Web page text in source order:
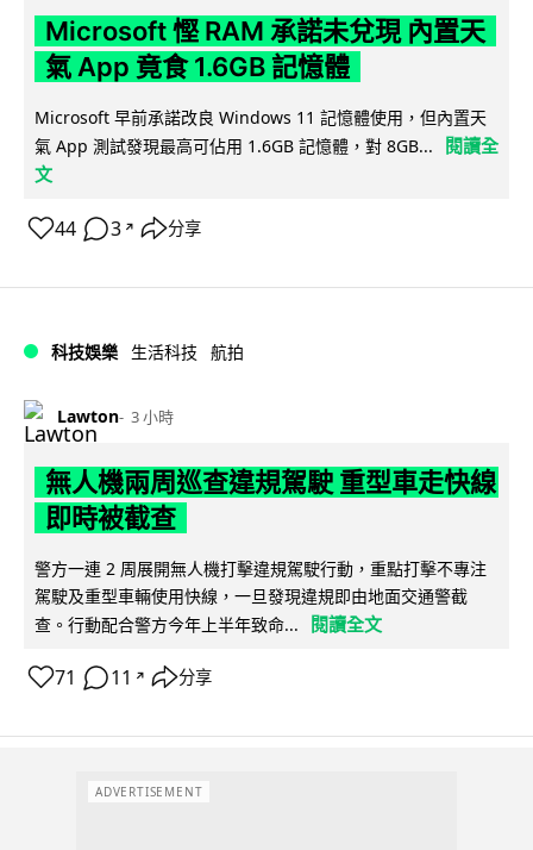
Microsoft 慳 RAM 承諾未兌現 內置天
氣 App 竟食 1.6GB 記憶體
Microsoft 早前承諾改良 Windows 11 記憶體使用，但內置天
氣 App 測試發現最高可佔用 1.6GB 記憶體，對 8GB...
閱讀全
文
44 3 ↗ 分享
科技娛樂 生活科技 航拍
Lawton 3 小時
無人機兩周巡查違規駕駛 重型車走快線
即時被截查
警方一連 2 周展開無人機打擊違規駕駛行動，重點打擊不專注
駕駛及重型車輛使用快線，一旦發現違規即由地面交通警截
查。行動配合警方今年上半年致命...
閱讀全文
71 11 ↗ 分享
ADVERTISEMENT